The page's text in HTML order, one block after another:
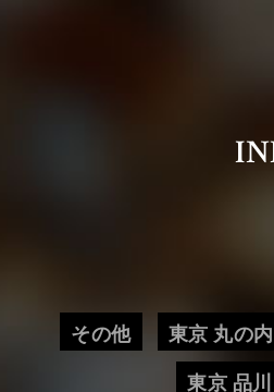
OUR LOCATIONS
その他 東京 丸の
東京 品